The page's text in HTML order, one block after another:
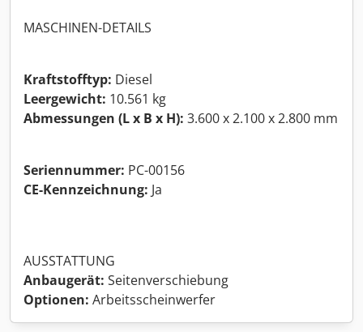
MASCHINEN-DETAILS
Kraftstofftyp: Diesel
Leergewicht: 10.561 kg
Abmessungen (L x B x H): 3.600 x 2.100 x 2.800 mm
Seriennummer: PC-00156
CE-Kennzeichnung: Ja
AUSSTATTUNG
Anbaugerät: Seitenverschiebung
Optionen: Arbeitsscheinwerfer